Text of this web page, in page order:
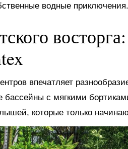
водные приключения.
впечатляет
бассейны с мягкими
которые только